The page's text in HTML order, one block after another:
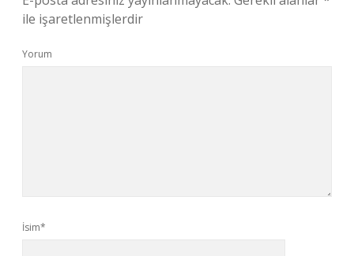
ile işaretlenmişlerdir
Yorum
İsim*